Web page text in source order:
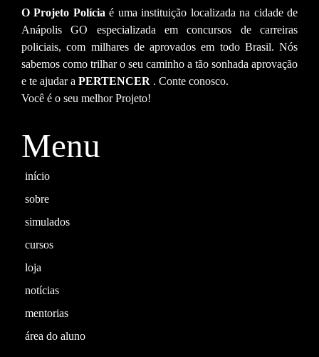
O Projeto Políciaé uma instituição localizada na cidade de
Anápolis GO especializada em concursos de carreiras
policiais, com milhares de aprovados em todo Brasil. Nós
sabemos como trilhar o seu caminho a tão sonhada aprovação
e te ajudar aPERTENCER. Conte conosco.
Você é o seu melhor Projeto!
Menu
início
sobre
simulados
cursos
loja
notícias
mentorias
área do aluno